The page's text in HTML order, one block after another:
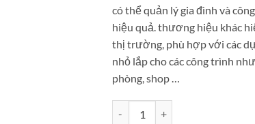
có thể quản lý gia đình và
hiệu quả. thương hiệu khác
thị trường, phù hợp với các
nhỏ lắp cho các công trình
phòng, shop …